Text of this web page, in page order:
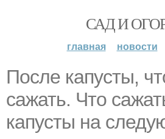
САД И
главная новости
После капусты,
сажать. Что
капусты на